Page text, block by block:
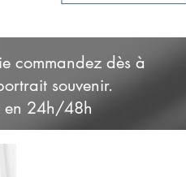
commandez dès à
souvenir.
en 24h/48h